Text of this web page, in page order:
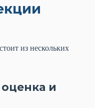
из нескольких
и